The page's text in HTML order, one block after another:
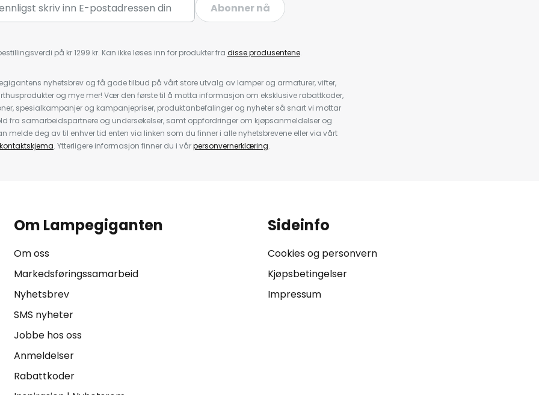
Abonner nå
på kr 1299 kr. Kan ikke løses inn for produkter fra disse produsentene.
nyhetsbrev og få gode tilbud på vårt store utvalg av lamper og armaturer, vifter,
og mye mer! Vær den første til å motta informasjon om eksklusive rabattkoder,
spesialkampanjer og kampanjepriser, produktanbefalinger og nyheter så snart vi mottar
fra samarbeidspartnere og undersøkelser, samt oppfordringer om kjøpsanmeldelser og
melde deg av til enhver tid enten via linken som du finner i alle nyhetsbrevene eller via vårt
kontaktskjema. Ytterligere informasjon finner du i vårpersonvernerklæring.
Om Lampegiganten
Om oss
Markedsføringssamarbeid
Nyhetsbrev
SMS nyheter
Jobbe hos oss
Anmeldelser
Rabattkoder
Sideinfo
Cookies og personvern
Kjøpsbetingelser
Impressum